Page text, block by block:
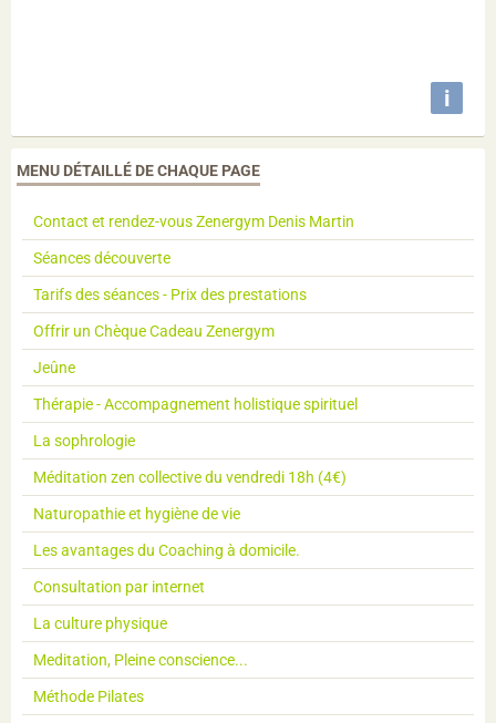
i
MENU DÉTAILLÉ DE CHAQUE PAGE
Contact et rendez-vous Zenergym Denis Martin
Séances découverte
Tarifs des séances - Prix des prestations
Offrir un Chèque Cadeau Zenergym
Jeûne
Thérapie - Accompagnement holistique spirituel
La sophrologie
Méditation zen collective du vendredi 18h (4€)
Naturopathie et hygiène de vie
Les avantages du Coaching à domicile.
Consultation par internet
La culture physique
Meditation, Pleine conscience...
Méthode Pilates